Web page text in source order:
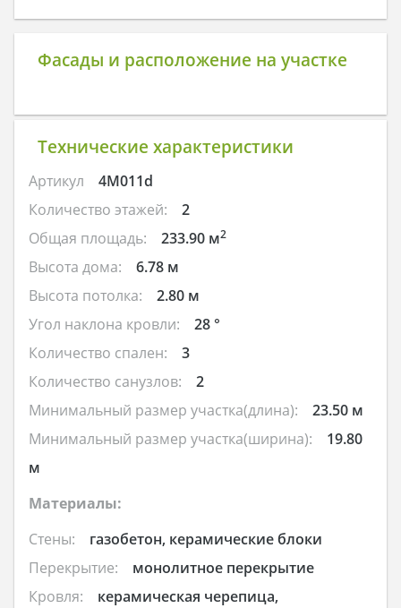
Фасады и расположение на участке
Технические характеристики
Артикул
4M011d
Количество этажей:
2
Общая площадь:
233.90 м2
Высота дома:
6.78 м
Высота потолка:
2.80 м
Угол наклона кровли:
28 °
Количество спален:
3
Количество санузлов:
2
Минимальный размер участка(длина):
23.50 м
Минимальный размер участка(ширина):
19.80
м
Материалы:
Стены:
газобетон, керамические блоки
Перекрытие:
монолитное перекрытие
Кровля:
керамическая черепица,